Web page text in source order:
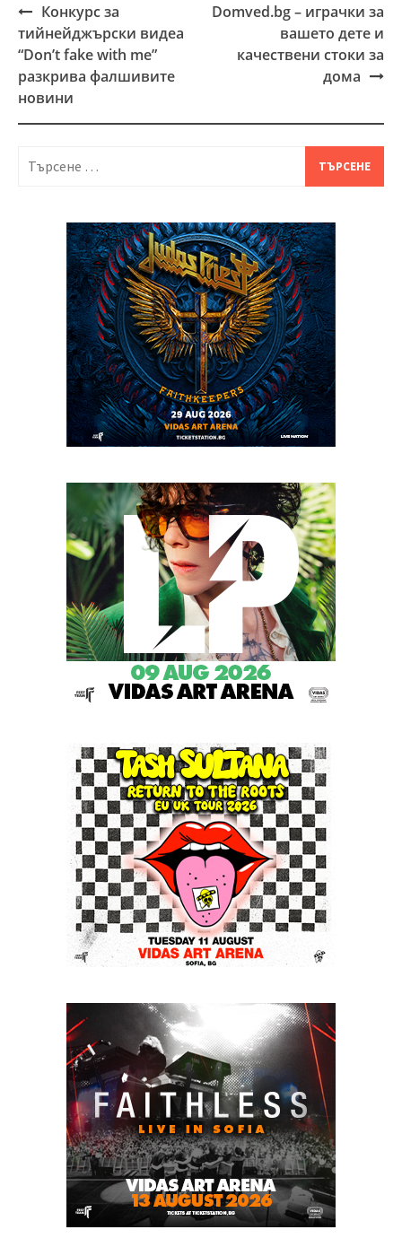
Post
navigation
Конкурс за
тийнейджърски видеа
“Don’t fake with me”
разкрива фалшивите
новини
Domved.bg – играчки за
вашето дете и
качествени стоки за
дома
Търсене
за: